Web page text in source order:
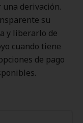
derivación.
su
y liberarlo de
cuando tiene
de pago